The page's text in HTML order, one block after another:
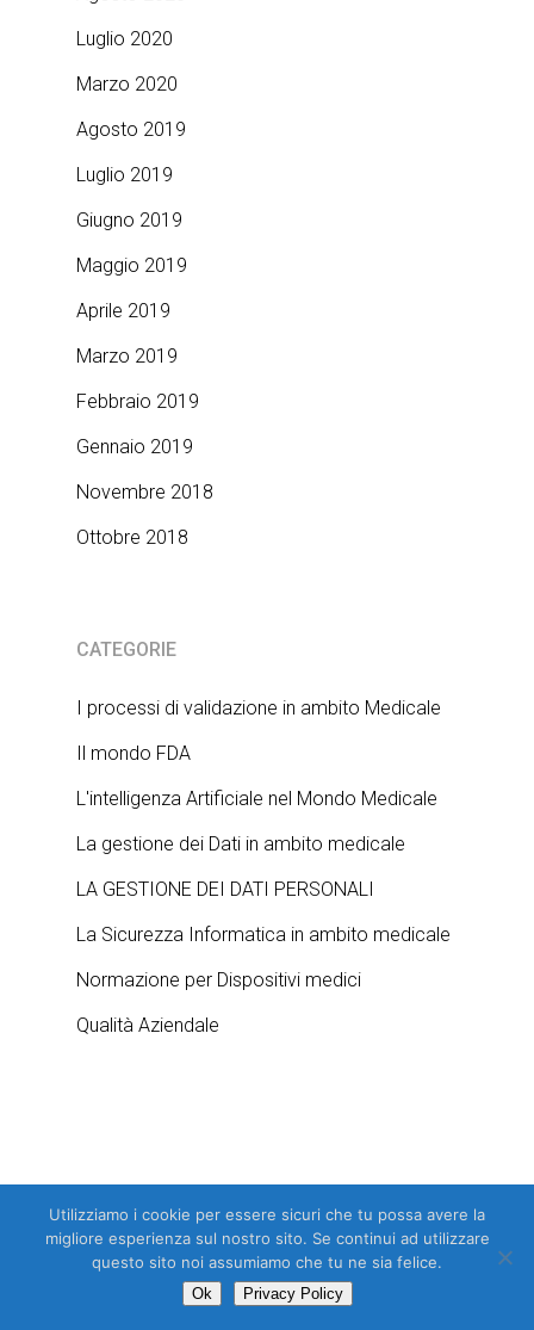
Luglio 2020
Marzo 2020
Agosto 2019
Luglio 2019
Giugno 2019
Maggio 2019
Aprile 2019
Marzo 2019
Febbraio 2019
Gennaio 2019
Novembre 2018
Ottobre 2018
CATEGORIE
I processi di validazione in ambito Medicale
Il mondo FDA
L'intelligenza Artificiale nel Mondo Medicale
La gestione dei Dati in ambito medicale
LA GESTIONE DEI DATI PERSONALI
La Sicurezza Informatica in ambito medicale
Normazione per Dispositivi medici
Qualità Aziendale
Previous Post
Utilizziamo i cookie per essere sicuri che tu possa avere la
migliore esperienza sul nostro sito. Se continui ad utilizzare
questo sito noi assumiamo che tu ne sia felice.
Ok Privacy Policy